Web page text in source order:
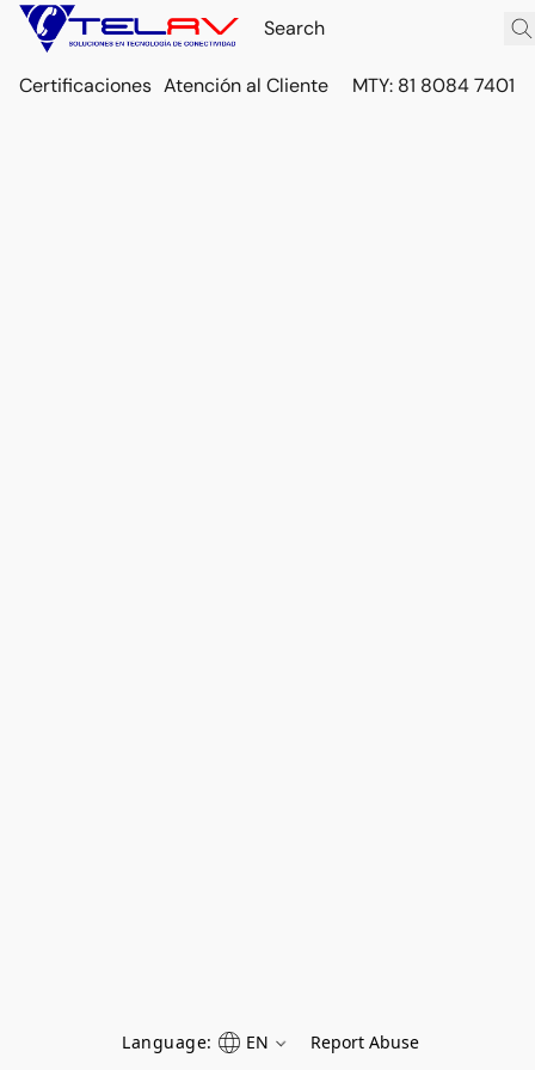
Certificaciones Atención al Cliente MTY: 81 8084 7401
Language: EN Report Abuse